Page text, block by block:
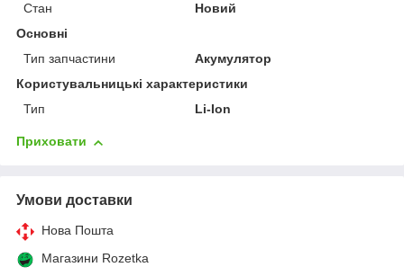
Стан
Новий
Основні
Тип запчастини
Акумулятор
Користувальницькі характеристики
Тип
Li-Ion
Приховати
Умови доставки
Нова Пошта
Магазини Rozetka